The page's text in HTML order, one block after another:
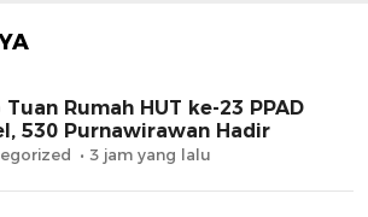
Tuan Rumah HUT ke-23 PPAD
530 Purnawirawan Hadir
3 jam yang lalu